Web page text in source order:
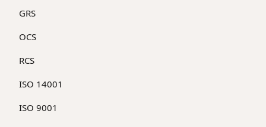
GRS
OCS
RCS
ISO 14001
ISO 9001